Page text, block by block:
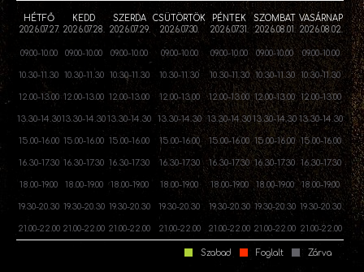
HÉTFŐ
2026.07.27.
KEDD
2026.07.28.
SZERDA
2026.07.29.
CSÜTÖRTÖK
2026.07.30.
PÉNTEK
2026.07.31.
SZOMBAT
2026.08.01.
VASÁRNAP
2026.08.02.
09.00-10.00 09.00-10.00 09.00-10.00 09.00-10.00 09.00-10.00 09.00-10.00 09.00-10.00
10.30-11.30 10.30-11.30 10.30-11.30 10.30-11.30 10.30-11.30 10.30-11.30 10.30-11.30
12.00-13.00 12.00-13.00 12.00-13.00 12.00-13.00 12.00-13.00 12.00-13.00 12.00-13.00
13.30-14.3013.30-14.3013.30-14.30 13.30-14.30 13.30-14.3013.30-14.3013.30-14.30
15.00-16.00 15.00-16.00 15.00-16.00 15.00-16.00 15.00-16.00 15.00-16.00 15.00-16.00
16.30-17.30 16.30-17.30 16.30-17.30 16.30-17.30 16.30-17.30 16.30-17.30 16.30-17.30
18.00-19.00 18.00-19.00 18.00-19.00 18.00-19.00 18.00-19.00 18.00-19.00 18.00-19.00
19.30-20.30 19.30-20.30 19.30-20.30 19.30-20.30 19.30-20.30 19.30-20.30 19.30-20.30
21.00-22.00 21.00-22.00 21.00-22.00 21.00-22.00 21.00-22.00 21.00-22.00 21.00-22.00
Zárva
Foglalt
Szabad